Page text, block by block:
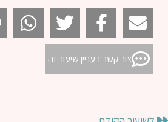
צור קשר בעניין שיעור זה